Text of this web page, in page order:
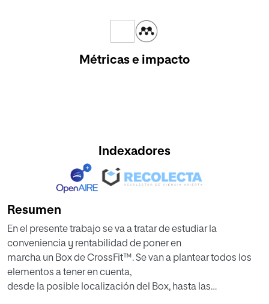
Métricas e impacto
Indexadores
Resumen
En el presente trabajo se va a tratar de estudiar la
conveniencia y rentabilidad de poner en
marcha un Box de CrossFit™. Se van a plantear todos los
elementos a tener en cuenta,
desde la posible localización del Box, hasta las